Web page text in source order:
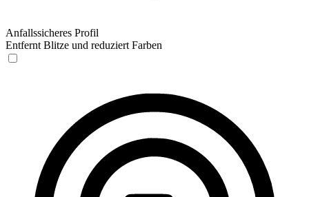
Anfallssicheres Profil
Entfernt Blitze und reduziert Farben